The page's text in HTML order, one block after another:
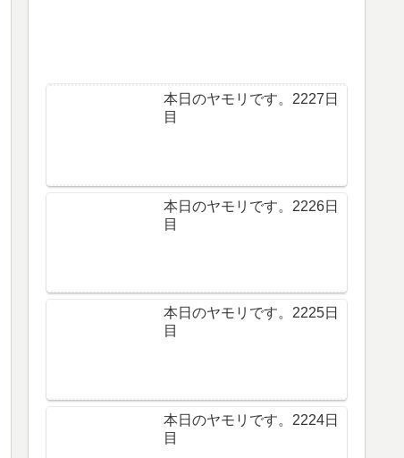
本日のヤモリです。2227日
目
本日のヤモリです。2226日
目
本日のヤモリです。2225日
目
本日のヤモリです。2224日
目